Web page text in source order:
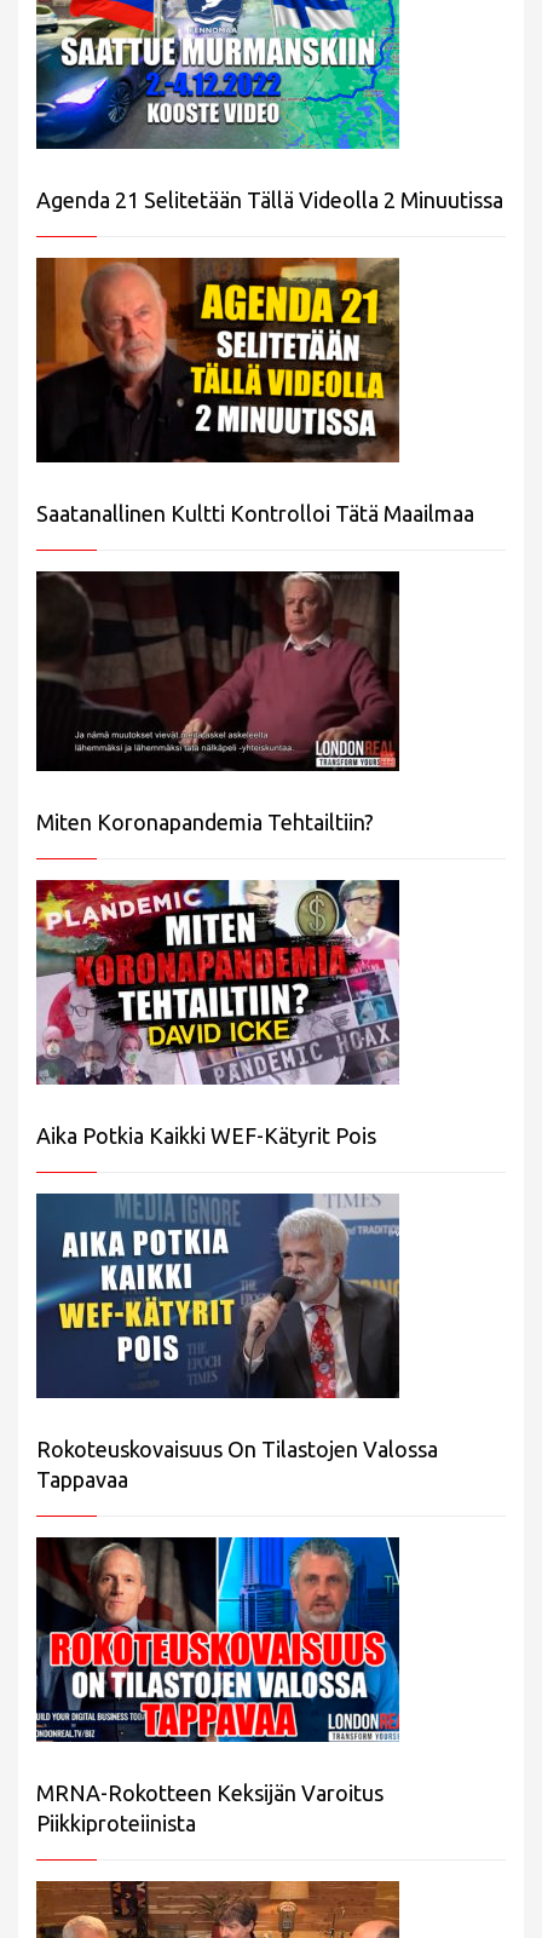
Agenda 21 Selitetään Tällä Videolla 2 Minuutissa
Saatanallinen Kultti Kontrolloi Tätä Maailmaa
Miten Koronapandemia Tehtailtiin?
Aika Potkia Kaikki WEF-Kätyrit Pois
Rokoteuskovaisuus On Tilastojen Valossa
Tappavaa
MRNA-Rokotteen Keksijän Varoitus
Piikkiproteiinista